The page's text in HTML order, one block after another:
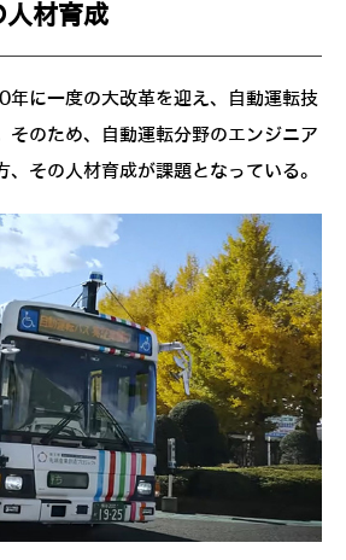
人材育成
に一度の大改革を迎え、自動運転技
そのため、自動運転分野のエンジニア
、その人材育成が課題となっている。